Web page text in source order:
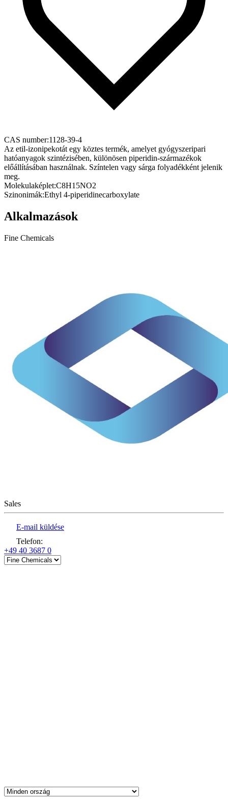
CAS number:1128-39-4
Az etil-izonipekotát egy köztes termék, amelyet gyógyszeripari
hatóanyagok szintézisében, különösen piperidin-származékok
előállításában használnak. Színtelen vagy sárga folyadékként jelenik
meg.
Molekulaképlet:C8H15NO2
Szinonimák:Ethyl 4-piperidinecarboxylate
Alkalmazások
Fine Chemicals
Sales
E-mail küldése
Telefon:
+49 40 3687 0